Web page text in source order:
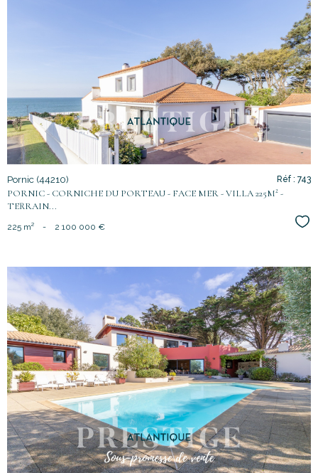
voir le
bien
Pornic (44210)
PORNIC - CORNICHE DU PORTEAU - FACE MER - VILLA 225M² -
TERRAIN...
Réf : 743
225 m² - 2 100 000 €
voir le
bien